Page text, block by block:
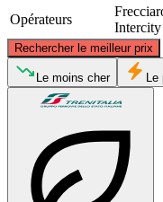
Opérateurs
Intercity
Rechercher le meilleur prix
Milan
Le moins cher Le